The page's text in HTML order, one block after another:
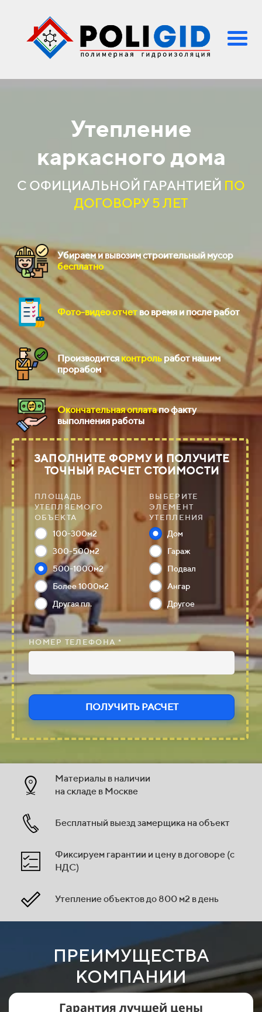
Утепление
каркасного дома
С ОФИЦИАЛЬНОЙ ГАРАНТИЕЙ ПО
ДОГОВОРУ 5 ЛЕТ
Убираем и вывозим строительный мусор
бесплатно
Фото-видео отчетво время и после работ
Производится контроль работ нашим
прорабом
Окончательная оплатапо факту
выполнения работы
ЗАПОЛНИТЕ ФОРМУ И ПОЛУЧИТЕ
ТОЧНЫЙ РАСЧЕТ СТОИМОСТИ
ПЛОЩАДЬ
УТЕПЛЯЕМОГО
ОБЪЕКТА
100-300м2
300-500м2
500-1000м2
Более 1000м2
Другая пл.
ВЫБЕРИТЕ
ЭЛЕМЕНТ
УТЕПЛЕНИЯ
Дом
Гараж
Подвал
Ангар
Другое
НОМЕР ТЕЛЕФОНА *
ПОЛУЧИТЬ РАСЧЕТ
Материалы в наличии
на складе в Москве
Бесплатный выезд замерщика на объект
Фиксируем гарантии и цену в договоре (с
НДС)
Утепление объектов до 800 м2 в день
ПРЕИМУЩЕСТВА
КОМПАНИИ
Гарантия лучшей цены